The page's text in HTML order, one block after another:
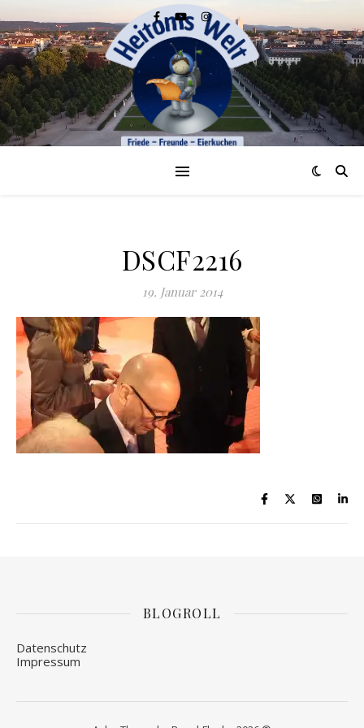
DSCF2216
19. Januar 2014
BLOGROLL
Datenschutz
Impressum